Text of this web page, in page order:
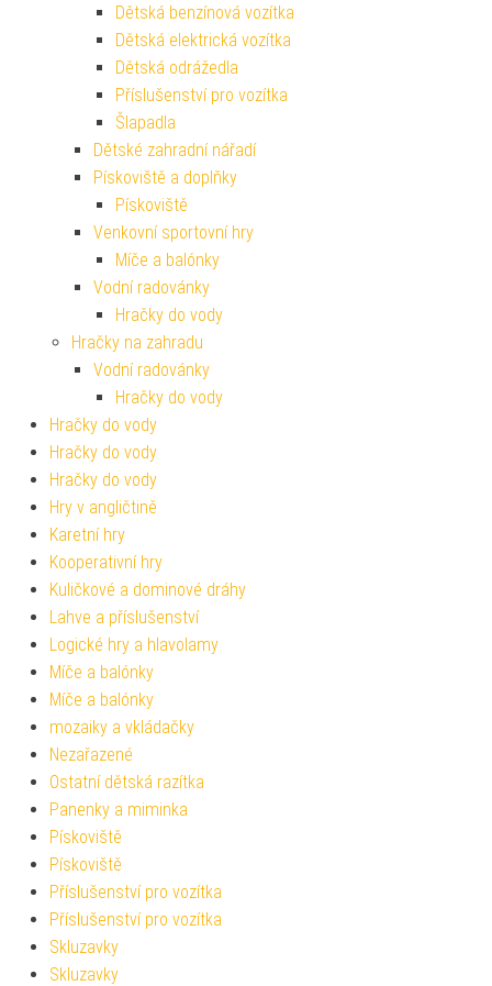
Dětská benzínová vozítka
Dětská elektrická vozítka
Dětská odrážedla
Příslušenství pro vozítka
Šlapadla
Dětské zahradní nářadí
Pískoviště a doplňky
Pískoviště
Venkovní sportovní hry
Míče a balónky
Vodní radovánky
Hračky do vody
Hračky na zahradu
Vodní radovánky
Hračky do vody
Hračky do vody
Hračky do vody
Hračky do vody
Hry v angličtině
Karetní hry
Kooperativní hry
Kuličkové a dominové dráhy
Lahve a příslušenství
Logické hry a hlavolamy
Míče a balónky
Míče a balónky
mozaiky a vkládačky
Nezařazené
Ostatní dětská razítka
Panenky a miminka
Pískoviště
Pískoviště
Příslušenství pro vozítka
Příslušenství pro vozítka
Skluzavky
Skluzavky